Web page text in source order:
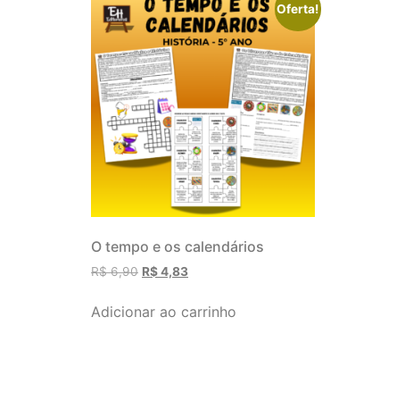
Oferta!
O tempo e os calendários
R$6,90 R$4,83
Adicionar ao carrinho